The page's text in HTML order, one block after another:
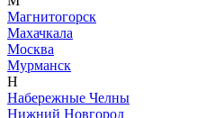
Магнитогорск
Махачкала
Москва
Мурманск
Н
Набережные Челны
Нижний Новгород